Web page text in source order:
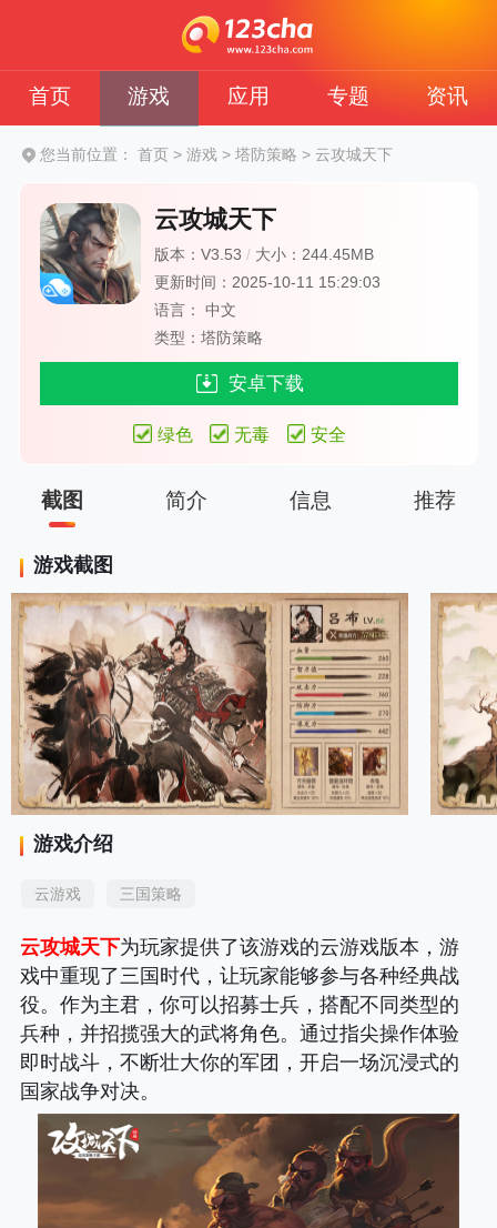
首页 游戏 应用 专题 资讯
您当前位置： 首页 > 游戏 > 塔防策略 >云攻城天下
云攻城天下
版本：V3.53/ 大小：244.45MB
更新时间：2025-10-11 15:29:03
语言： 中文
类型：塔防策略
安卓下载
绿色 无毒 安全
截图 简介 信息 推荐
游戏截图
游戏介绍
云游戏 三国策略
云攻城天下为玩家提供了该游戏的云游戏版本，游
戏中重现了三国时代，让玩家能够参与各种经典战
役。作为主君，你可以招募士兵，搭配不同类型的
兵种，并招揽强大的武将角色。通过指尖操作体验
即时战斗，不断壮大你的军团，开启一场沉浸式的
国家战争对决。